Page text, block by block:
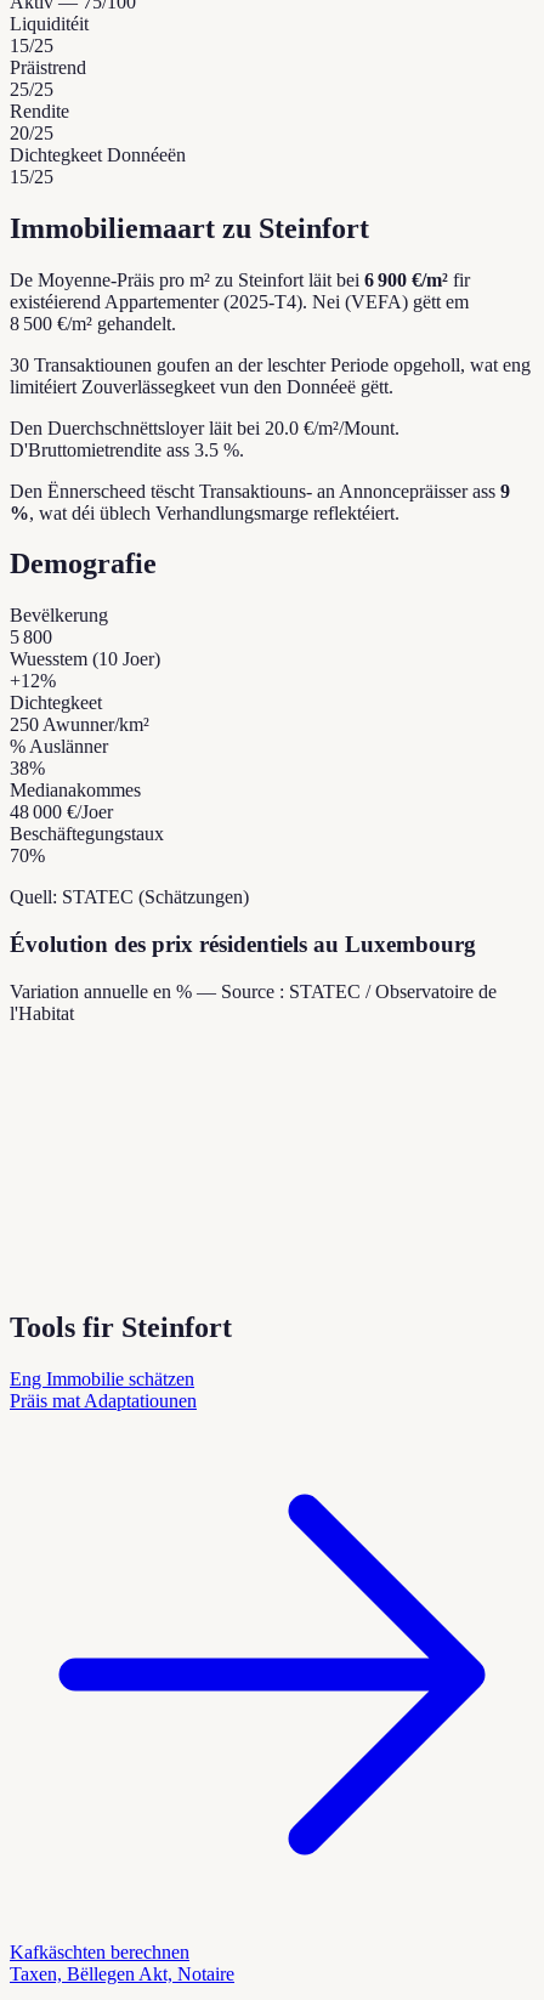
Liquiditéit
15/25
Präistrend
25/25
Rendite
20/25
Dichtegkeet Donnéeën
15/25
Immobiliemaart zu Steinfort
De Moyenne-Präis pro m² zu Steinfort läit bei 6 900 €/m² fir
existéierend Appartementer (2025-T4). Nei (VEFA) gëtt em
8 500 €/m² gehandelt.
30 Transaktiounen goufen an der leschter Periode opgeholl, wat eng
limitéiert Zouverlässegkeet vun den Donnéeë gëtt.
Den Duerchschnëttsloyer läit bei 20.0 €/m²/Mount.
D'Bruttomietrendite ass 3.5 %.
Den Ënnerscheed tëscht Transaktiouns- an Annoncepräisser ass 9
%, wat déi üblech Verhandlungsmarge reflektéiert.
Demografie
Bevëlkerung
5 800
Wuesstem (10 Joer)
+12%
Dichtegkeet
250 Awunner/km²
% Auslänner
38%
Medianakommes
48 000 €/Joer
Beschäftegungstaux
70%
Quell: STATEC (Schätzungen)
Évolution des prix résidentiels au Luxembourg
Variation annuelle en % — Source : STATEC / Observatoire de
l'Habitat
Tools fir Steinfort
Eng Immobilie schätzen
Präis mat Adaptatiounen
Kafkäschten berechnen
Taxen, Bëllegen Akt, Notaire